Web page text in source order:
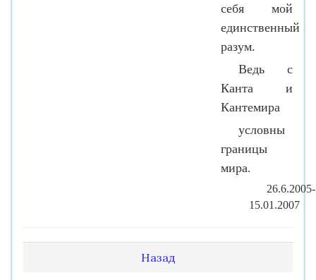
себя мой
единственный
разум.
Ведь с
Канта и
Кантемира
условны
границы
мира.
26.6.2005-
15.01.2007
Назад